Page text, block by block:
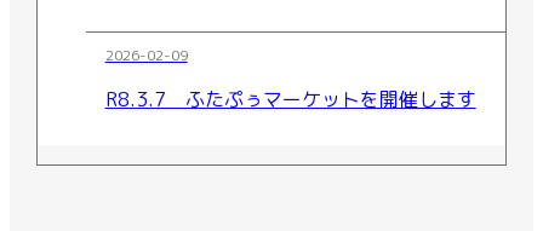
2026-02-09
R8.3.7 ふたぷぅマーケットを開催します